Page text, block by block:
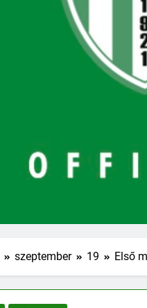
szeptember 19 Első